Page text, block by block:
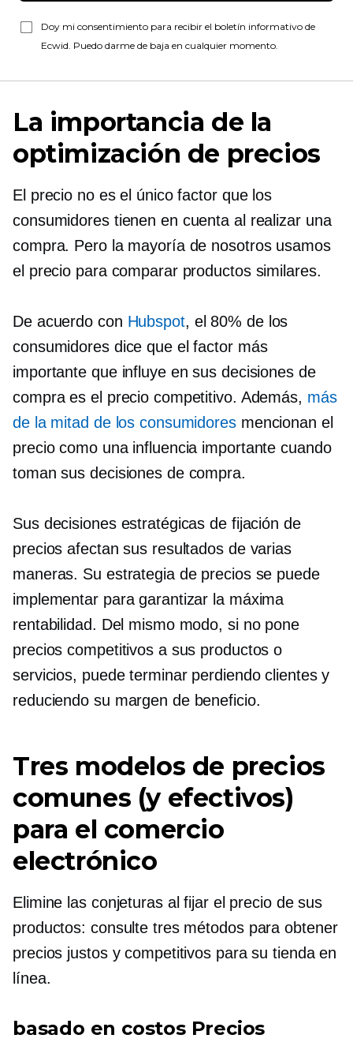
Doy mi consentimiento para recibir el boletín informativo de
Ecwid. Puedo darme de baja en cualquier momento.
La importancia de la
optimización de precios
El precio no es el único factor que los
consumidores tienen en cuenta al realizar una
compra. Pero la mayoría de nosotros usamos
el precio para comparar productos similares.
De acuerdo con Hubspot, el 80% de los
consumidores dice que el factor más
importante que influye en sus decisiones de
compra es el precio competitivo. Además, más
de la mitad de los consumidoresmencionan el
precio como una influencia importante cuando
toman sus decisiones de compra.
Sus decisiones estratégicas de fijación de
precios afectan sus resultados de varias
maneras. Su estrategia de precios se puede
implementar para garantizar la máxima
rentabilidad. Del mismo modo, si no pone
precios competitivos a sus productos o
servicios, puede terminar perdiendo clientes y
reduciendo su margen de beneficio.
Tres modelos de precios
comunes (y efectivos)
para el comercio
electrónico
Elimine las conjeturas al fijar el precio de sus
productos: consulte tres métodos para obtener
precios justos y competitivos para su tienda en
línea.
basado en costosPrecios